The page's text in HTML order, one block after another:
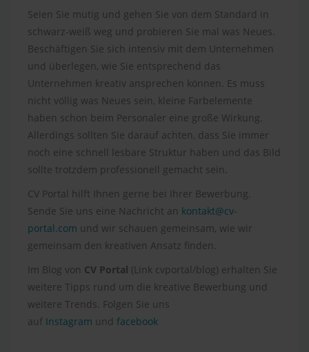
Seien Sie mutig und gehen Sie von dem Standard in
schwarz-weiß weg und probieren Sie mal was Neues.
Beschäftigen Sie sich intensiv mit dem Unternehmen
und überlegen, wie Sie entsprechend das
Unternehmen kreativ ansprechen können. Es muss
nicht völlig was Neues sein, kleine Farbelemente
haben schon beim Personaler eine große Wirkung.
Allerdings sollten Sie darauf achten, dass Sie immer
noch eine schnell lesbare Struktur haben und das Bild
sollte trotzdem professionell gemacht sein.
CV Portal hilft Ihnen gerne bei Ihrer Bewerbung.
Sende Sie uns eine Nachricht an kontakt@cv-
portal.com und wir schauen gemeinsam, wie wir
gemeinsam den kreativen Ansatz finden.
Im Blog von CV Portal (Link cvportal/blog) erhalten Sie
weitere Tipps rund um die kreative Bewerbung und
weitere Trends. Folgen Sie uns
auf Instagram und facebook